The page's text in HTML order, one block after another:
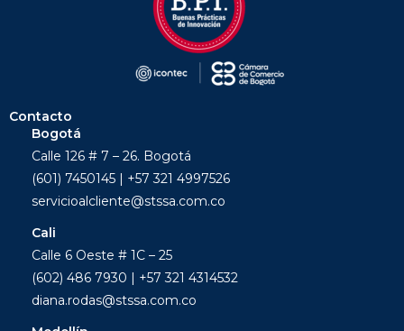
Contacto
Bogotá
Calle 126 # 7 – 26. Bogotá
(601) 7450145 | +57 321 4997526
servicioalcliente@stssa.com.co
Cali
Calle 6 Oeste # 1C – 25
(602) 486 7930 | +57 321 4314532
diana.rodas@stssa.com.co